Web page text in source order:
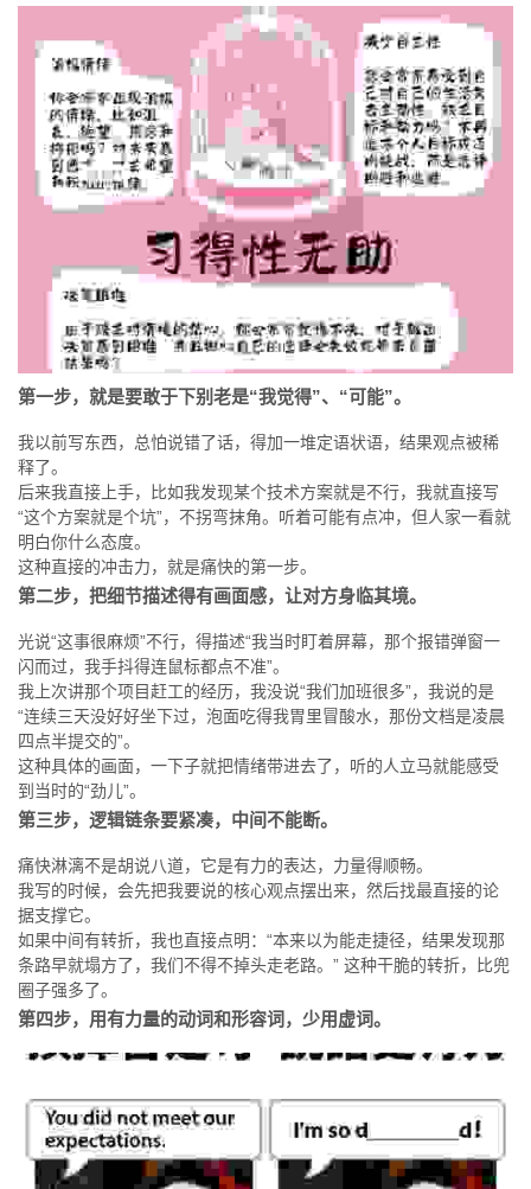
第一步，就是要敢于下别老是“我觉得”、“可能”。
我以前写东西，总怕说错了话，得加一堆定语状语，结果观点被稀
释了。
后来我直接上手，比如我发现某个技术方案就是不行，我就直接写
“这个方案就是个坑”，不拐弯抹角。听着可能有点冲，但人家一看就
明白你什么态度。
这种直接的冲击力，就是痛快的第一步。
第二步，把细节描述得有画面感，让对方身临其境。
光说“这事很麻烦”不行，得描述“我当时盯着屏幕，那个报错弹窗一
闪而过，我手抖得连鼠标都点不准”。
我上次讲那个项目赶工的经历，我没说“我们加班很多”，我说的是
“连续三天没好好坐下过，泡面吃得我胃里冒酸水，那份文档是凌晨
四点半提交的”。
这种具体的画面，一下子就把情绪带进去了，听的人立马就能感受
到当时的“劲儿”。
第三步，逻辑链条要紧凑，中间不能断。
痛快淋漓不是胡说八道，它是有力的表达，力量得顺畅。
我写的时候，会先把我要说的核心观点摆出来，然后找最直接的论
据支撑它。
如果中间有转折，我也直接点明：“本来以为能走捷径，结果发现那
条路早就塌方了，我们不得不掉头走老路。” 这种干脆的转折，比兜
圈子强多了。
第四步，用有力量的动词和形容词，少用虚词。